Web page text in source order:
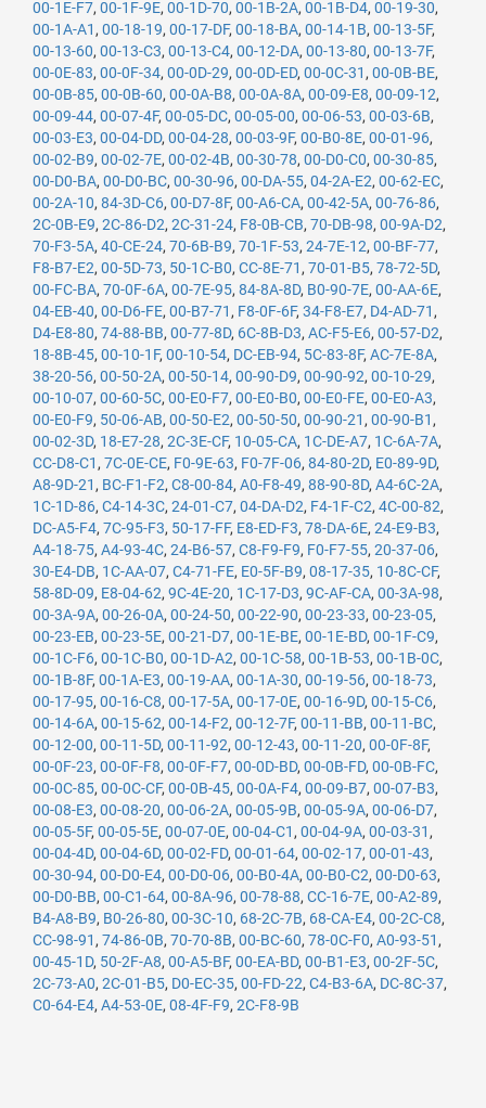
00-1E-F7, 00-1F-9E, 00-1D-70, 00-1B-2A, 00-1B-D4, 00-19-30,
00-1A-A1 , 00-18-19, 00-17-DF, 00-18-BA, 00-14-1B, 00-13-5F,
00-13-60, 00-13-C3, 00-13-C4, 00-12-DA, 00-13-80, 00-13-7F,
00-0E-83, 00-0F-34, 00-0D-29, 00-0D-ED, 00-0C-31 , 00-0B-BE,
00-0B-85, 00-0B-60, 00-0A-B8, 00-0A-8A, 00-09-E8, 00-09-12,
00-09-44, 00-07-4F, 00-05-DC, 00-05-00, 00-06-53, 00-03-6B,
00-03-E3, 00-04-DD, 00-04-28, 00-03-9F, 00-B0-8E, 00-01-96,
00-02-B9, 00-02-7E, 00-02-4B, 00-30-78, 00-D0-C0, 00-30-85,
00-D0-BA, 00-D0-BC, 00-30-96, 00-DA-55, 04-2A-E2, 00-62-EC,
00-2A-10, 84-3D-C6, 00-D7-8F, 00-A6-CA, 00-42-5A, 00-76-86,
2C-0B-E9, 2C-86-D2, 2C-31-24, F8-0B-CB, 70-DB-98, 00-9A-D2,
70-F3-5A, 40-CE-24, 70-6B-B9, 70-1F-53, 24-7E-12, 00-BF-77,
F8-B7-E2, 00-5D-73, 50-1C-B0, CC-8E-71 , 70-01-B5, 78-72-5D,
00-FC-BA, 70-0F-6A, 00-7E-95, 84-8A-8D, B0-90-7E, 00-AA-6E,
04-EB-40, 00-D6-FE, 00-B7-71 , F8-0F-6F, 34-F8-E7, D4-AD-71 ,
D4-E8-80, 74-88-BB, 00-77-8D, 6C-8B-D3, AC-F5-E6, 00-57-D2,
18-8B-45, 00-10-1F, 00-10-54, DC-EB-94, 5C-83-8F, AC-7E-8A,
38-20-56, 00-50-2A, 00-50-14, 00-90-D9, 00-90-92, 00-10-29,
00-10-07, 00-60-5C, 00-E0-F7, 00-E0-B0, 00-E0-FE, 00-E0-A3,
00-E0-F9, 50-06-AB, 00-50-E2, 00-50-50, 00-90-21 , 00-90-B1 ,
00-02-3D, 18-E7-28, 2C-3E-CF, 10-05-CA, 1C-DE-A7, 1C-6A-7A,
CC-D8-C1 , 7C-0E-CE, F0-9E-63, F0-7F-06, 84-80-2D, E0-89-9D,
A8-9D-21 , BC-F1-F2, C8-00-84, A0-F8-49, 88-90-8D, A4-6C-2A,
1C-1D-86, C4-14-3C, 24-01-C7, 04-DA-D2, F4-1F-C2, 4C-00-82,
DC-A5-F4, 7C-95-F3, 50-17-FF, E8-ED-F3, 78-DA-6E, 24-E9-B3,
A4-18-75, A4-93-4C, 24-B6-57, C8-F9-F9, F0-F7-55, 20-37-06,
30-E4-DB, 1C-AA-07, C4-71-FE, E0-5F-B9, 08-17-35, 10-8C-CF,
58-8D-09, E8-04-62, 9C-4E-20, 1C-17-D3, 9C-AF-CA, 00-3A-98,
00-3A-9A, 00-26-0A, 00-24-50, 00-22-90, 00-23-33, 00-23-05,
00-23-EB, 00-23-5E, 00-21-D7, 00-1E-BE, 00-1E-BD, 00-1F-C9,
00-1C-F6, 00-1C-B0, 00-1D-A2, 00-1C-58, 00-1B-53, 00-1B-0C,
00-1B-8F, 00-1A-E3, 00-19-AA, 00-1A-30, 00-19-56, 00-18-73,
00-17-95, 00-16-C8, 00-17-5A, 00-17-0E, 00-16-9D, 00-15-C6,
00-14-6A, 00-15-62, 00-14-F2, 00-12-7F, 00-11-BB, 00-11-BC,
00-12-00, 00-11-5D, 00-11-92, 00-12-43, 00-11-20, 00-0F-8F,
00-0F-23, 00-0F-F8, 00-0F-F7, 00-0D-BD, 00-0B-FD, 00-0B-FC,
00-0C-85, 00-0C-CF, 00-0B-45, 00-0A-F4, 00-09-B7, 00-07-B3,
00-08-E3, 00-08-20, 00-06-2A, 00-05-9B, 00-05-9A, 00-06-D7,
00-05-5F, 00-05-5E, 00-07-0E, 00-04-C1 , 00-04-9A, 00-03-31 ,
00-04-4D, 00-04-6D, 00-02-FD, 00-01-64, 00-02-17, 00-01-43,
00-30-94, 00-D0-E4, 00-D0-06, 00-B0-4A, 00-B0-C2, 00-D0-63,
00-D0-BB, 00-C1-64, 00-8A-96, 00-78-88, CC-16-7E, 00-A2-89,
B4-A8-B9, B0-26-80, 00-3C-10, 68-2C-7B, 68-CA-E4, 00-2C-C8,
CC-98-91 , 74-86-0B, 70-70-8B, 00-BC-60, 78-0C-F0, A0-93-51 ,
00-45-1D, 50-2F-A8, 00-A5-BF, 00-EA-BD, 00-B1-E3, 00-2F-5C,
2C-73-A0, 2C-01-B5, D0-EC-35, 00-FD-22, C4-B3-6A, DC-8C-37,
C0-64-E4, A4-53-0E, 08-4F-F9, 2C-F8-9B